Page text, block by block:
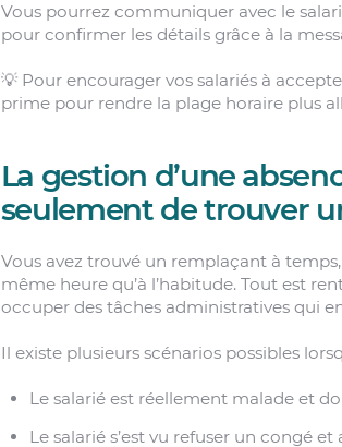
Vous pourrez communiquer avec le
pour confirmer les détails grâce à la
💡 Pour encourager vos salariés à
prime pour rendre la plage horaire plus
La gestion d’une
seulement de trouver
Vous avez trouvé un remplaçant à
même heure qu’à l’habitude. Tout est
occuper des tâches administratives qui
Il existe plusieurs scénarios possibles
Le salarié est réellement malade et
Le salarié s’est vu refuser un congé